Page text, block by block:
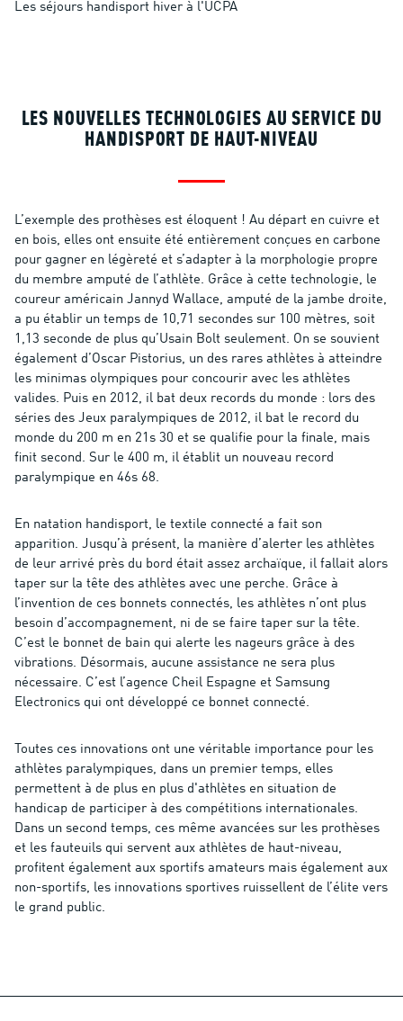
Les séjours handisport hiver à l'UCPA
LES NOUVELLES TECHNOLOGIES AU SERVICE DU
HANDISPORT DE HAUT-NIVEAU
L’exemple des prothèses est éloquent ! Au départ en cuivre et
en bois, elles ont ensuite été entièrement conçues en carbone
pour gagner en légèreté et s’adapter à la morphologie propre
du membre amputé de l’athlète. Grâce à cette technologie, le
coureur américain Jannyd Wallace, amputé de la jambe droite,
a pu établir un temps de 10,71 secondes sur 100 mètres, soit
1,13 seconde de plus qu’Usain Bolt seulement. On se souvient
également d’Oscar Pistorius, un des rares athlètes à atteindre
les minimas olympiques pour concourir avec les athlètes
valides. Puis en 2012, il bat deux records du monde : lors des
séries des Jeux paralympiques de 2012, il bat le record du
monde du 200 m en 21s 30 et se qualifie pour la finale, mais
finit second. Sur le 400 m, il établit un nouveau record
paralympique en 46s 68.
En natation handisport, le textile connecté a fait son
apparition. Jusqu’à présent, la manière d’alerter les athlètes
de leur arrivé près du bord était assez archaïque, il fallait alors
taper sur la tête des athlètes avec une perche. Grâce à
l’invention de ces bonnets connectés, les athlètes n’ont plus
besoin d’accompagnement, ni de se faire taper sur la tête.
C’est le bonnet de bain qui alerte les nageurs grâce à des
vibrations. Désormais, aucune assistance ne sera plus
nécessaire. C’est l’agence Cheil Espagne et Samsung
Electronics qui ont développé ce bonnet connecté.
Toutes ces innovations ont une véritable importance pour les
athlètes paralympiques, dans un premier temps, elles
permettent à de plus en plus d'athlètes en situation de
handicap de participer à des compétitions internationales.
Dans un second temps, ces même avancées sur les prothèses
et les fauteuils qui servent aux athlètes de haut-niveau,
profitent également aux sportifs amateurs mais également aux
non-sportifs, les innovations sportives ruissellent de l’élite vers
le grand public.